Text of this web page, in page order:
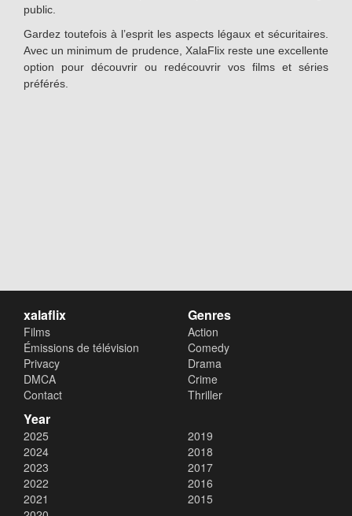
public.
Gardez toutefois à l’esprit les aspects légaux et sécuritaires.
Avec un minimum de prudence, XalaFlix reste une excellente
option pour découvrir ou redécouvrir vos films et séries
préférés.
xalaflix
Films
Émissions de télévision
Privacy
DMCA
Contact
Genres
Action
Comedy
Drama
Crime
Thriller
Year
2025
2024
2023
2022
2021
2019
2018
2017
2016
2015